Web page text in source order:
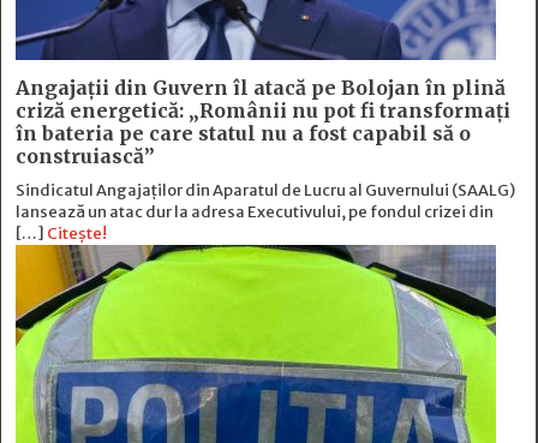
Angajații din Guvern îl atacă pe Bolojan în plină
criză energetică: „Românii nu pot fi transformați
în bateria pe care statul nu a fost capabil să o
construiască”
Sindicatul Angajaților din Aparatul de Lucru al Guvernului (SAALG)
lansează un atac dur la adresa Executivului, pe fondul crizei din
[…] Citește!